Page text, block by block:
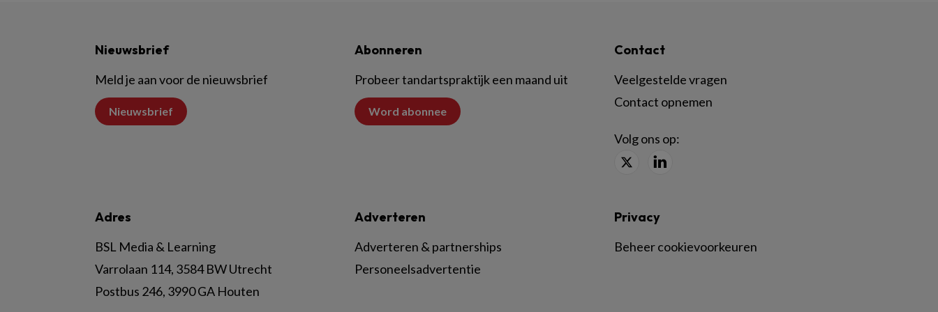
Nieuwsbrief
Meld je aan voor de nieuwsbrief
Nieuwsbrief
Abonneren
Probeer tandartspraktijk een maand uit
Word abonnee
Contact
Veelgestelde vragen
Contact opnemen
Volg ons op:
Adres
BSL Media & Learning
Varrolaan 114, 3584 BW Utrecht
Postbus 246, 3990 GA Houten
Adverteren
Adverteren & partnerships
Personeelsadvertentie
Privacy
Beheer cookievoorkeuren